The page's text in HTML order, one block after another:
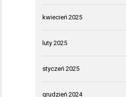
kwiecień 2025
luty 2025
styczeń 2025
grudzień 2024